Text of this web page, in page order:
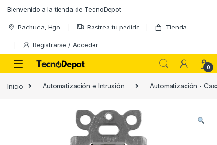
Bienvenido a la tienda de TecnoDepot
Pachuca, Hgo. Rastrea tu pedido Tienda
Registrarse / Acceder
0
Inicio Automatización e Intrusión Automatización -